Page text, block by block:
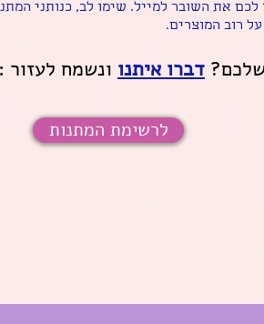
את השובר למייל. שימו לב, כנותני
רוב המוצרים.
דברו איתנו ונשמח לעזור
לרשימת המתנות